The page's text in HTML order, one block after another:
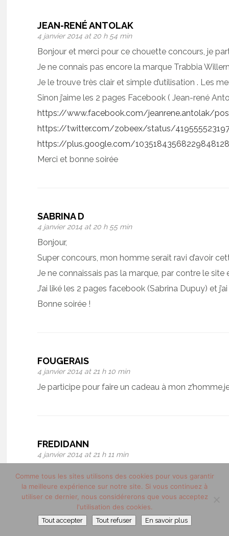
JEAN-RENÉ ANTOLAK
4 janvier 2014 at 20 h 54 min
Bonjour et merci pour ce chouette concours, je
Je ne connais pas encore la marque Trabbia
Je le trouve très clair et simple d’utilisation . Les
Sinon j’aime les 2 pages Facebook ( Jean-rené
https://www.facebook.com/jeanrene.antolak/
https://twitter.com/zobeex/status/
https://plus.google.com/
Merci et bonne soirée
SABRINA D
4 janvier 2014 at 20 h 55 min
Bonjour,
Super concours, mon homme serait ravi d’avoir
Je ne connaissais pas la marque, par contre le
J’ai liké les 2 pages facebook (Sabrina Dupuy) et
Bonne soirée !
FOUGERAIS
4 janvier 2014 at 21 h 10 min
Je participe pour faire un cadeau à mon
FREDIDANN
4 janvier 2014 at 21 h 11 min
Super ce concours !
Je suis fan des deux pages (Kleczinski Nathalie)
Le site Trabbia Vuillermoz est très bien fait, les
Comme tous les sites utilisons des cookies pour vous garantir
la meilleure expérience sur notre site. Si vous continuez à
utiliser ce dernier, nous considérerons que vous acceptez
l'utilisation des cookies.
Tout accepter Tout refuser En savoir plus